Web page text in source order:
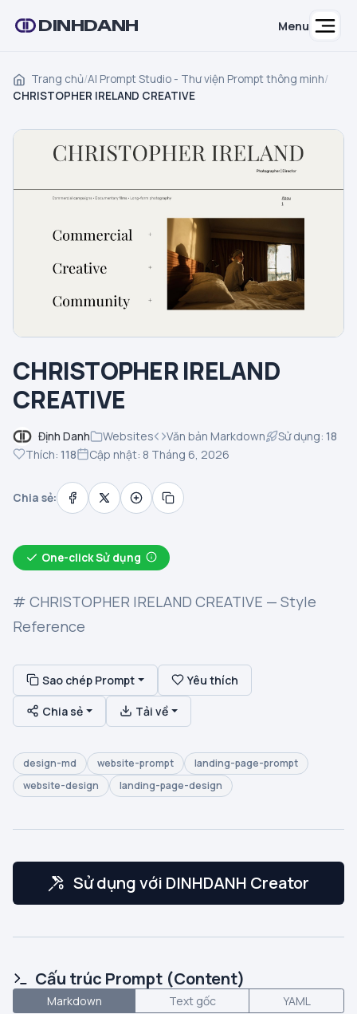
DINHDANH Menu
Trang chủ/AI Prompt Studio - Thư viện Prompt thông minh/
CHRISTOPHER IRELAND CREATIVE
CHRISTOPHER IRELAND
CREATIVE
Định Danh Websites Văn bản Markdown Sử dụng: 18
Thích: 118 Cập nhật: 8 Tháng 6, 2026
Chia sẻ:
One-click Sử dụng
# CHRISTOPHER IRELAND CREATIVE — Style
Reference
Sao chép Prompt Yêu thích
Chia sẻ Tải về
design-md website-prompt
landing-page-prompt
website-design
landing-page-design
Sử dụng với DINHDANH Creator
Cấu trúc Prompt (Content)
Markdown Text gốc YAML